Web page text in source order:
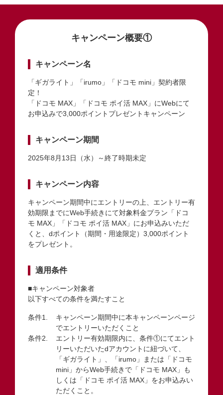
キャンペーン概要①
キャンペーン名
「ギガライト」「irumo」「ドコモ mini」契約者限
定！
「ドコモ MAX」「ドコモ ポイ活 MAX」にWebにて
お申込みで3,000ポイントプレゼントキャンペーン
キャンペーン期間
2025年8月13日（水）～終了時期未定
キャンペーン内容
キャンペーン期間中にエントリーの上、エントリー有
効期限までにWeb手続きにて対象料金プラン「ドコ
モ MAX」「ドコモ ポイ活 MAX」にお申込みいただ
くと、dポイント（期間・用途限定）3,000ポイント
をプレゼント。
適用条件
■キャンペーン対象者
以下すべての条件を満たすこと
キャンペーン期間中に本キャンペーンページ
でエントリーいただくこと
エントリー有効期限内に、条件①にてエント
リーいただいたdアカウントに紐づいて、
「ギガライト」、「irumo」または「ドコモ
mini」からWeb手続きで「ドコモ MAX」も
しくは「ドコモ ポイ活 MAX」をお申込みい
ただくこと。